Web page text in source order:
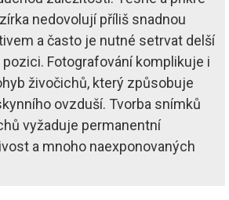
nedovolují příliš snadnou
a často je nutné setrvat delší
Fotografování komplikuje i
živočichů, který způsobuje
ovzduší. Tvorba snímků
vyžaduje permanentní
a mnoho naexponovaných